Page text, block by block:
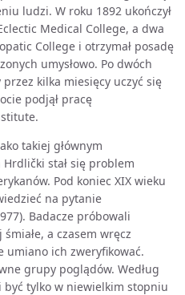
ludzi. W roku 1892 ukończył
Medical College, a dwa
College i otrzymał posadę
umysłowo. Po dwóch
przez kilka miesięcy uczyć się
podjął pracę
takiej głównym
stał się problem
Pod koniec XIX wieku
na pytanie
Badacze próbowali
a czasem wręcz
umiano ich zweryfikować.
grupy poglądów. Według
tylko w niewielkim stopniu